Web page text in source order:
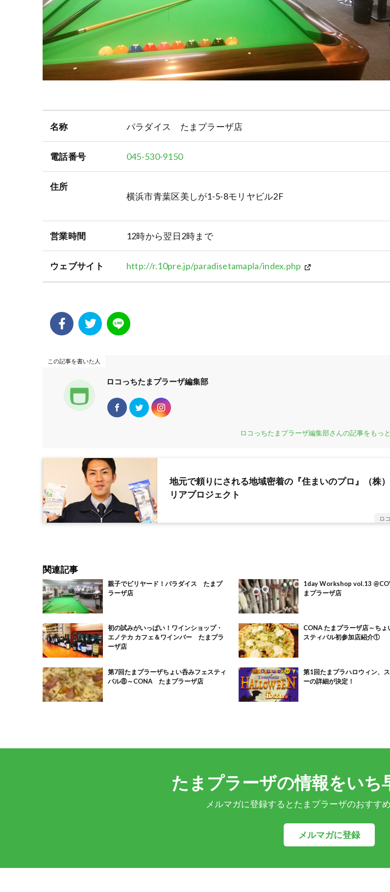
名称 パラダイス たまプラーザ店
電話番号 045-530-9150
住所
横浜市青葉区美しが1-5-8モリヤビル2F
営業時間 12時から翌日2時まで
ウェブサイト http://r.10pre.jp/paradisetamapla/index.php
この記事を書いた人
ロコっちたまプラーザ編集部
ロコっちたまプラーザ編集部さんの記事をもっ
地元で頼りにされる地域密着の『住まいのプロ』（株
リアプロジェクト
ロ
関連記事
親子でビリヤード！パラダイス たまプ
ラーザ店
1day Workshop vol.13
まプラーザ店
初の試みがいっぱい！ワインショップ・
エノテカ カフェ＆ワインバー たまプラ
ーザ店
CONA たまプラーザ店～ちょ
スティバル初参加店紹介①
第7回たまプラーザちょい呑みフェスティ
バル⑧～CONA たまプラーザ店
第1回たまプラハロウィン、
ーの詳細が決定！
たまプラーザの情報をいち
メルマガに登録するとたまプラーザのおすす
メルマガに登録